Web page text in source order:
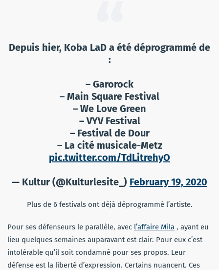
Depuis hier, Koba LaD a été déprogrammé de
:
– Garorock
– Main Square Festival
– We Love Green
– VYV Festival
– Festival de Dour
– La cité musicale-Metz
pic.twitter.com/TdLitrehyO
— Kultur (@Kulturlesite_) February 19, 2020
Plus de 6 festivals ont déjà déprogrammé l’artiste.
Pour ses défenseurs le parallèle, avec l’affaire Mila , ayant eu
lieu quelques semaines auparavant est clair. Pour eux c’est
intolérable qu’il soit condamné pour ses propos. Leur
défense est la liberté d’expression. Certains nuancent. Ces